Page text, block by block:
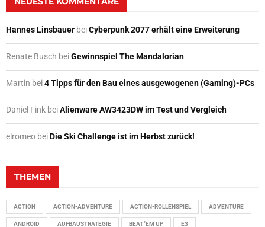
Hannes Linsbauer beiCyberpunk 2077 erhält eine Erweiterung
Renate Busch beiGewinnspiel The Mandalorian
Martin bei4 Tipps für den Bau eines ausgewogenen (Gaming)-PCs
Daniel Fink beiAlienware AW3423DW im Test und Vergleich
elromeo beiDie Ski Challenge ist im Herbst zurück!
THEMEN
ACTION ACTION-ADVENTURE ACTION-ROLLENSPIEL ADVENTURE
ANDROID AUFBAUSTRATEGIE BEAT 'EM UP E3